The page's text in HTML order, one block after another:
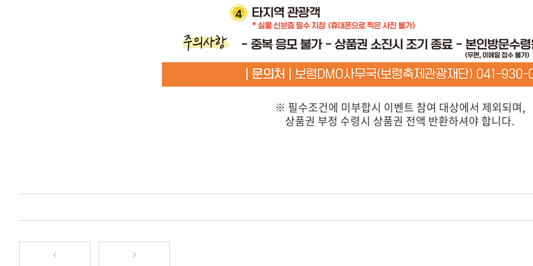
※ 필수조건에 미부합시 이벤트 참여 대상에서 제외되며,
상품권 부정 수령시 상품권 전액 반환하셔야 합니다.